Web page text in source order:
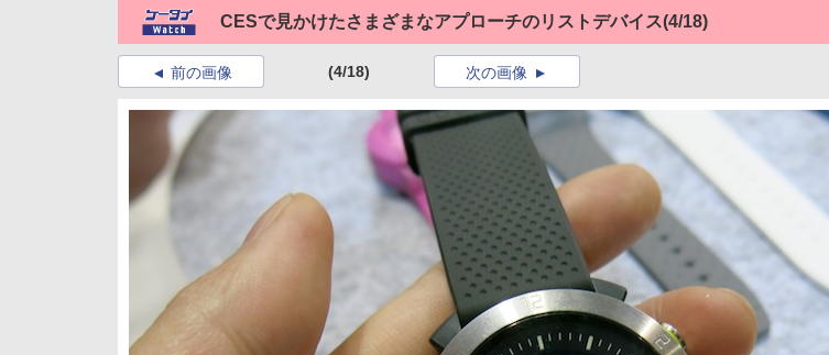
CESで見かけたさまざまなアプローチのリストデバイス(4/18)
前の画像 (4/18) 次の画像